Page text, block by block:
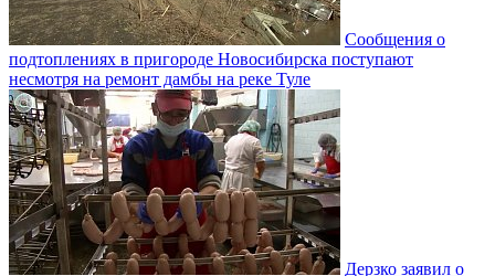
Сообщения о
подтоплениях в пригороде Новосибирска поступают
несмотря на ремонт дамбы на реке Туле
Дерзко заявил о